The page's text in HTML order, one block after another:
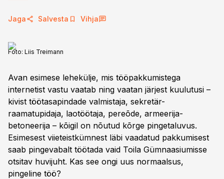
Jaga Salvesta Vihja
Foto: Liis Treimann
Avan esimese lehekülje, mis tööpakkumistega
internetist vastu vaatab ning vaatan järjest kuulutusi –
kivist töötasapindade valmistaja, sekretär-
raamatupidaja, laotöötaja, pereõde, armeerija-
betoneerija – kõigil on nõutud kõrge pingetaluvus.
Esimesest viieteistkümnest läbi vaadatud pakkumisest
saab pingevabalt töötada vaid Toila Gümnaasiumisse
otsitav huvijuht. Kas see ongi uus normaalsus,
pingeline töö?